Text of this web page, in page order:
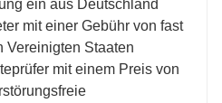
ein aus Deutschland
mit einer Gebühr von fast
Vereinigten Staaten
mit einem Preis von